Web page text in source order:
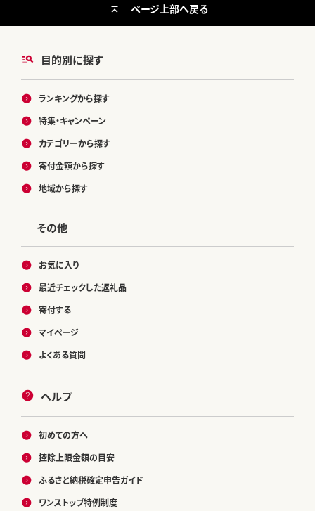
目的別に探す
ランキングから探す
特集・キャンペーン
カテゴリーから探す
寄付金額から探す
地域から探す
その他
お気に入り
最近チェックした返礼品
寄付する
マイページ
よくある質問
ヘルプ
初めての方へ
控除上限金額の目安
ふるさと納税確定申告ガイド
ワンストップ特例制度
ページ上部へ戻る